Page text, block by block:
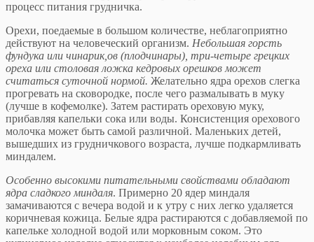
процесс питания грудничка.
Орехи, поедаемые в большом количестве, неблаго­приятно
действуют на человеческий организм. Неболь­шая горсть
фундука или чинарик,ов (плодчинары), три-четыре грецких
ореха или столовая ложка кедровых орешков может
считаться суточной нормой. Желатель­но ядра орехов слегка
прогревать на сковородке, после чего размалывать в муку
(лучше в кофемолке). Затем растирать ореховую муку,
прибавляя капельки сока или воды. Консистенция орехового
молочка может быть самой различной. Маленьких детей,
вышедших из грудничкового возраста, лучше подкармливать
миндалем.
Особенно высокими питательными свойствами обладают
ядра сладкого миндаля. Примерно 20 ядер миндаля
замачиваются с вечера водой и к утру с них легко удаляется
коричневая кожица. Белые ядра расти­раются с добавляемой по
капельке холодной водой или морковным соком. Это